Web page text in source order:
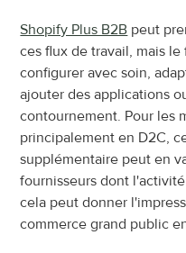
Shopify Plus B2B peut
ces flux de travail, mais
configurer avec soin,
ajouter des applications
contournement. Pour les
principalement en D2C,
supplémentaire peut en
fournisseurs dont
cela peut donner
commerce grand public